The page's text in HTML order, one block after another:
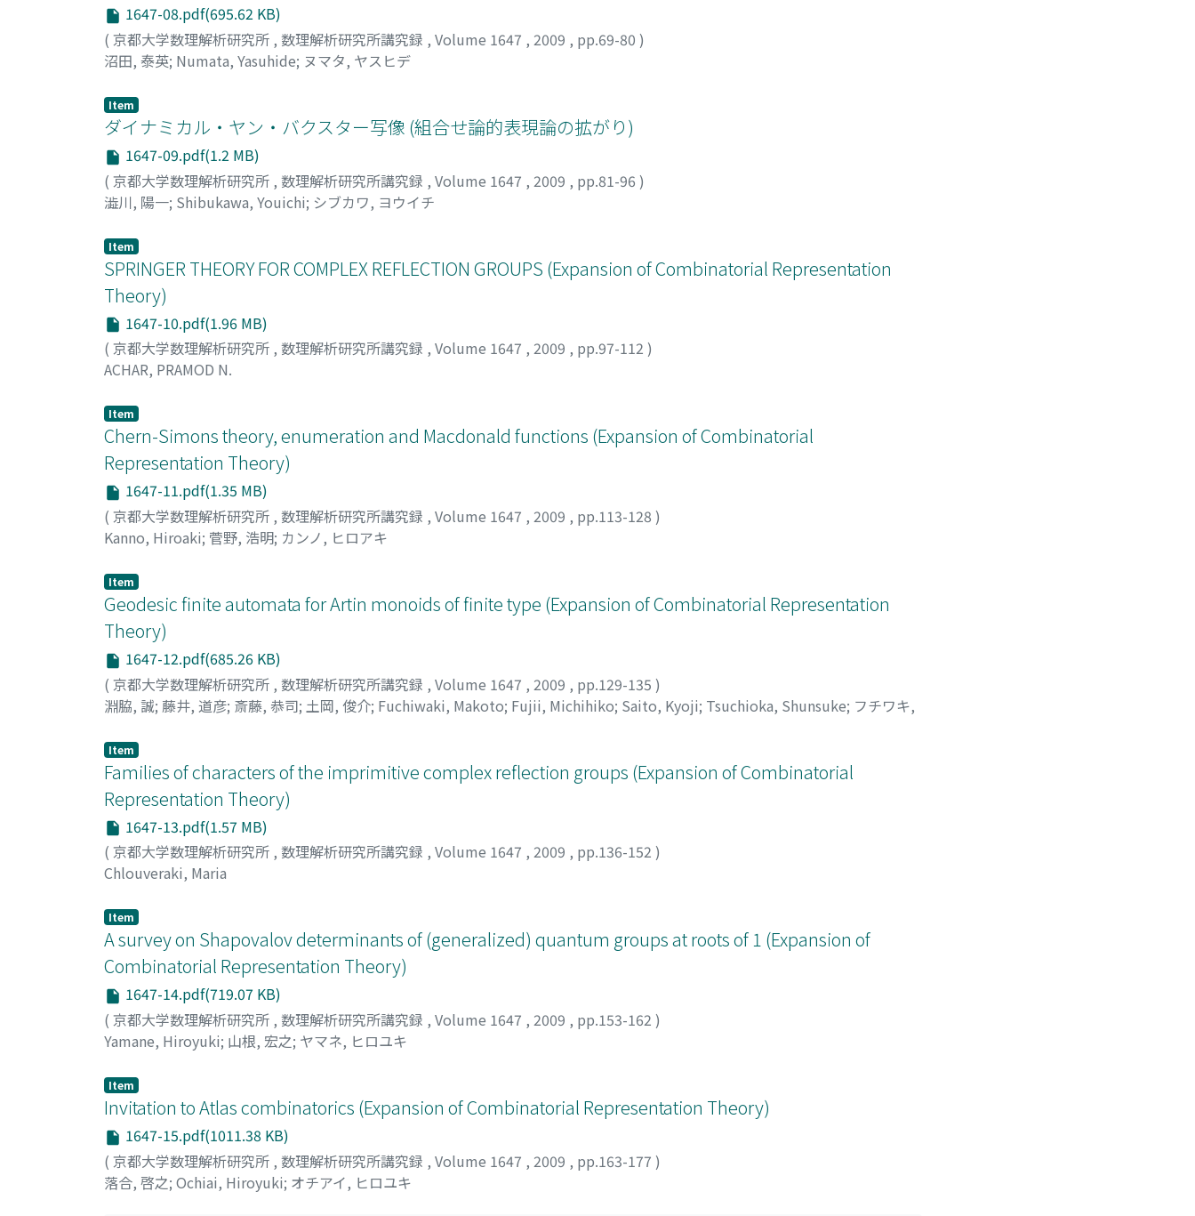
1647-08.pdf(695.62 KB)
( 京都大学数理解析研究所 , 数理解析研究所講究録 , Volume 1647 , 2009 , pp.69-80 )
沼田, 泰英; Numata, Yasuhide; ヌマタ, ヤスヒデ
Item
ダイナミカル・ヤン・バクスター写像 (組合せ論的表現論の拡がり)
1647-09.pdf(1.2 MB)
( 京都大学数理解析研究所 , 数理解析研究所講究録 , Volume 1647 , 2009 , pp.81-96 )
澁川, 陽一; Shibukawa, Youichi; シブカワ, ヨウイチ
Item
SPRINGER THEORY FOR COMPLEX REFLECTION GROUPS (Expansion of Combinatorial Representation
Theory)
1647-10.pdf(1.96 MB)
( 京都大学数理解析研究所 , 数理解析研究所講究録 , Volume 1647 , 2009 , pp.97-112 )
ACHAR, PRAMOD N.
Item
Chern-Simons theory, enumeration and Macdonald functions (Expansion of Combinatorial
Representation Theory)
1647-11.pdf(1.35 MB)
( 京都大学数理解析研究所 , 数理解析研究所講究録 , Volume 1647 , 2009 , pp.113-128 )
Kanno, Hiroaki; 菅野, 浩明; カンノ, ヒロアキ
Item
Geodesic finite automata for Artin monoids of finite type (Expansion of Combinatorial Representation
Theory)
1647-12.pdf(685.26 KB)
( 京都大学数理解析研究所 , 数理解析研究所講究録 , Volume 1647 , 2009 , pp.129-135 )
淵脇, 誠; 藤井, 道彦; 斎藤, 恭司; 土岡, 俊介; Fuchiwaki, Makoto; Fujii, Michihiko; Saito, Kyoji; Tsuchioka, Shunsuke; フチワキ,
Item
Families of characters of the imprimitive complex reflection groups (Expansion of Combinatorial
Representation Theory)
1647-13.pdf(1.57 MB)
( 京都大学数理解析研究所 , 数理解析研究所講究録 , Volume 1647 , 2009 , pp.136-152 )
Chlouveraki, Maria
Item
A survey on Shapovalov determinants of (generalized) quantum groups at roots of 1 (Expansion of
Combinatorial Representation Theory)
1647-14.pdf(719.07 KB)
( 京都大学数理解析研究所 , 数理解析研究所講究録 , Volume 1647 , 2009 , pp.153-162 )
Yamane, Hiroyuki; 山根, 宏之; ヤマネ, ヒロユキ
Item
Invitation to Atlas combinatorics (Expansion of Combinatorial Representation Theory)
1647-15.pdf(1011.38 KB)
( 京都大学数理解析研究所 , 数理解析研究所講究録 , Volume 1647 , 2009 , pp.163-177 )
落合, 啓之; Ochiai, Hiroyuki; オチアイ, ヒロユキ